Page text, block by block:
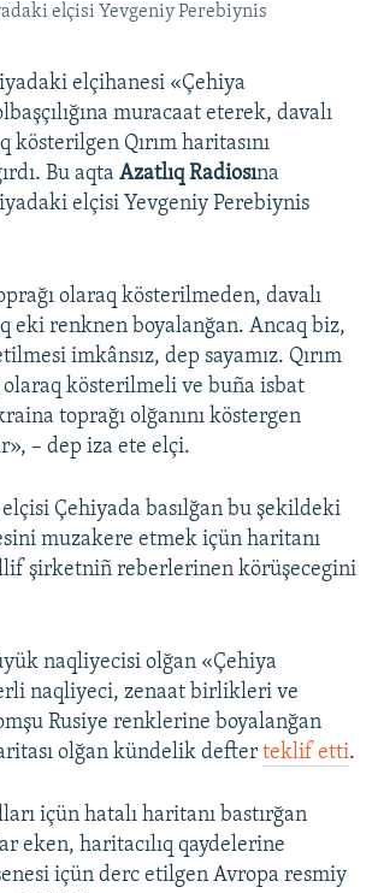
saytları
elçisi Yevgeniy Perebiynis
elçihanesi «Çehiya
muracaat eterek, davalı
Qırım haritasını
Bu aqta Azatlıq Radiosına
elçisi Yevgeniy Perebiynis
olaraq kösterilmeden, davalı
eki renknen boyalanğan. Ancaq biz,
imkânsız, dep sayamız. Qırım
olaraq kösterilmeli ve buña isbat
toprağı olğanını köstergen
– dep iza ete elçi.
Çehiyada basılğan bu şekildeki
muzakere etmek içün haritanı
şirketniñ reberlerinen körüşecegini
naqliyecisi olğan «Çehiya
naqliyeci, zenaat birlikleri ve
Rusiye renklerine boyalanğan
olğan kündelik defter teklif etti.
içün hatalı haritanı bastırğan
eken, haritacılıq qaydelerine
içün derc etilgen Avropa resmiy